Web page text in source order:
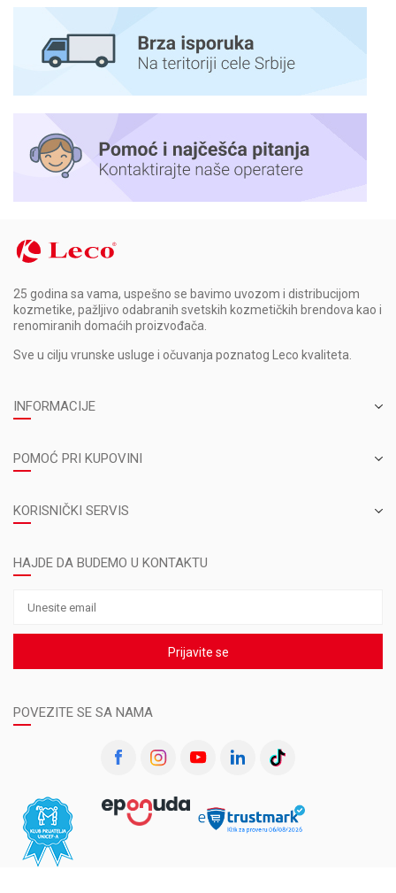
25 godina sa vama, uspešno se bavimo uvozom i distribucijom
kozmetike, pažljivo odabranih svetskih kozmetičkih brendova kao i
renomiranih domaćih proizvođača.
Sve u cilju vrunske usluge i očuvanja poznatog Leco kvaliteta.
INFORMACIJE
POMOĆ PRI KUPOVINI
KORISNIČKI SERVIS
HAJDE DA BUDEMO U KONTAKTU
Prijavite se
POVEZITE SE SA NAMA